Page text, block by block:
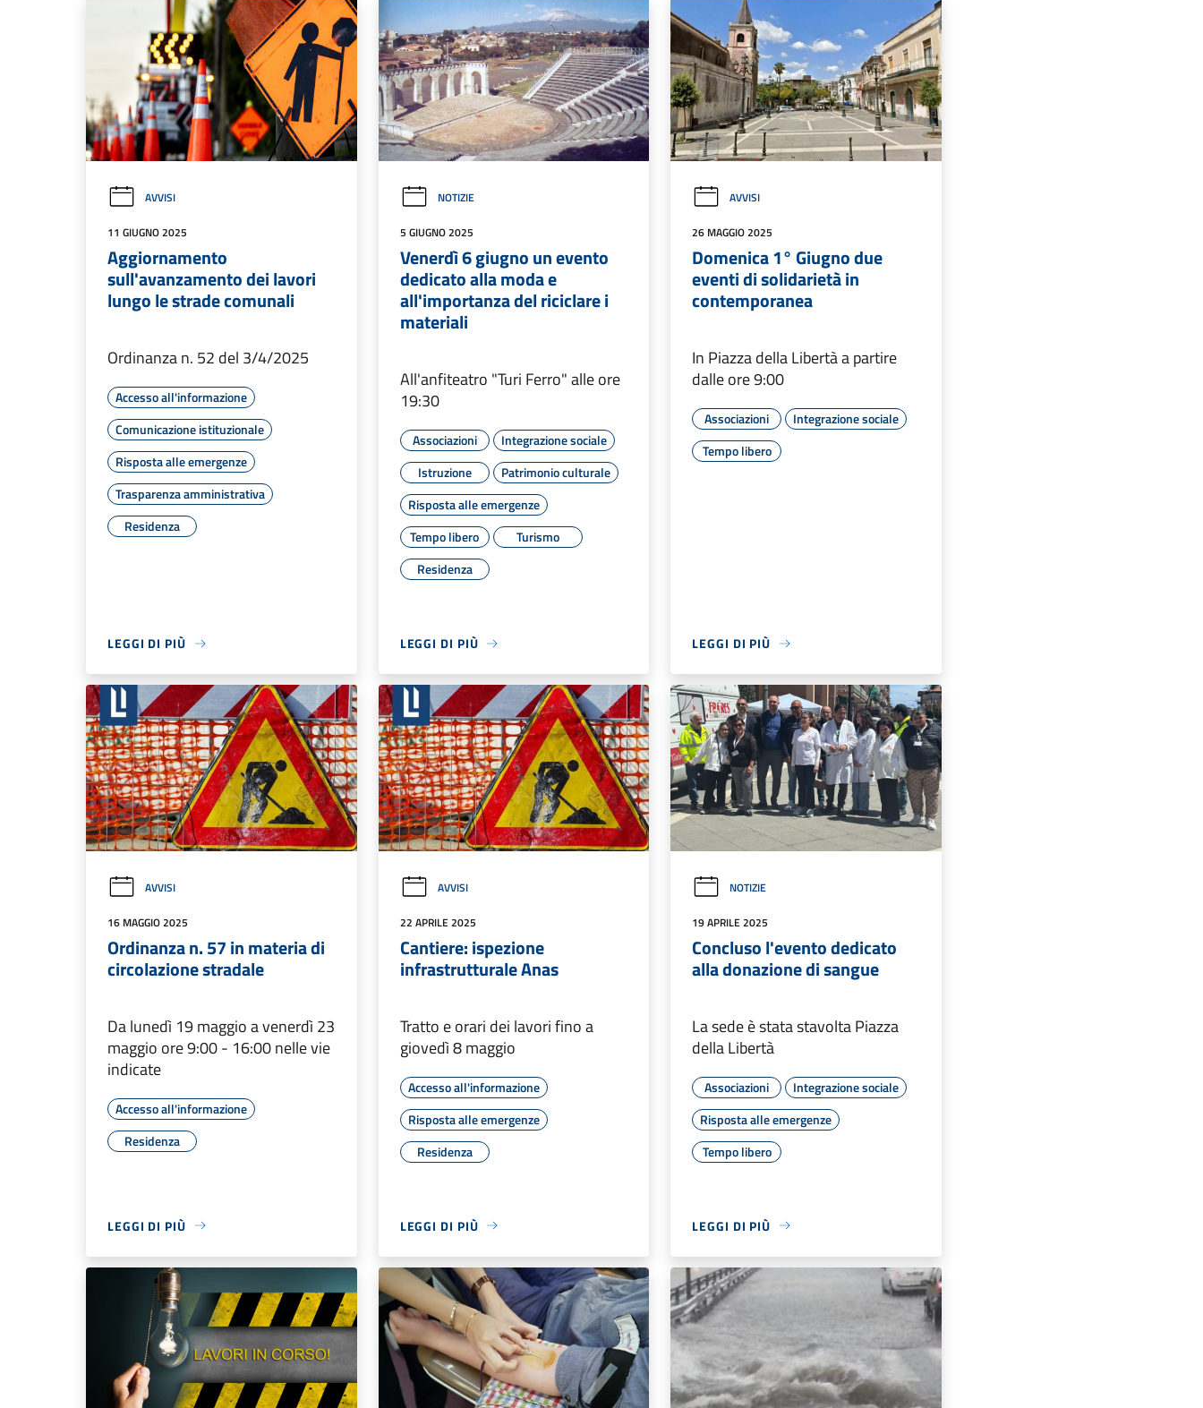
AVVISI
11 GIUGNO 2025
Aggiornamento
sull'avanzamento dei lavori
lungo le strade comunali
Ordinanza n. 52 del 3/4/2025
Accesso all'informazione
Comunicazione istituzionale
Risposta alle emergenze
Trasparenza amministrativa
Residenza
LEGGI DI PIÙ
NOTIZIE
5 GIUGNO 2025
Venerdì 6 giugno un evento
dedicato alla moda e
all'importanza del riciclare i
materiali
All'anfiteatro "Turi Ferro" alle ore
19:30
Associazioni
Integrazione sociale
Istruzione
Patrimonio culturale
Risposta alle emergenze
Tempo libero
Turismo
Residenza
LEGGI DI PIÙ
AVVISI
26 MAGGIO 2025
Domenica 1° Giugno due
eventi di solidarietà in
contemporanea
In Piazza della Libertà a partire
dalle ore 9:00
Associazioni
Integrazione sociale
Tempo libero
LEGGI DI PIÙ
AVVISI
16 MAGGIO 2025
Ordinanza n. 57 in materia di
circolazione stradale
Da lunedì 19 maggio a venerdì 23
maggio ore 9:00 - 16:00 nelle vie
indicate
Accesso all'informazione
Residenza
LEGGI DI PIÙ
AVVISI
22 APRILE 2025
Cantiere: ispezione
infrastrutturale Anas
Tratto e orari dei lavori fino a
giovedì 8 maggio
Accesso all'informazione
Risposta alle emergenze
Residenza
LEGGI DI PIÙ
NOTIZIE
19 APRILE 2025
Concluso l'evento dedicato
alla donazione di sangue
La sede è stata stavolta Piazza
della Libertà
Associazioni
Integrazione sociale
Risposta alle emergenze
Tempo libero
LEGGI DI PIÙ